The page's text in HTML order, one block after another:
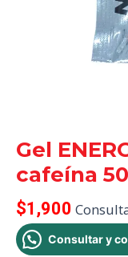
Gel
cafeína
$1,900
Consultar y